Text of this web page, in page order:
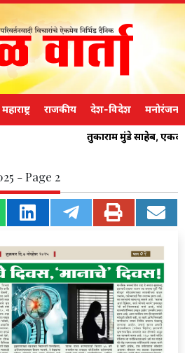
महाराष्ट्र राजकीय देश-विदेश मनोरंजन
तुकाराम मुंडे साहेब,
- Page 2